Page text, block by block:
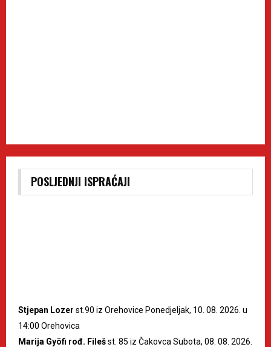
POSLJEDNJI ISPRAĆAJI
Stjepan Lozer st.90 iz Orehovice Ponedjeljak, 10. 08. 2026. u
14:00 Orehovica
Marija Gyöfi rođ. Filešst. 85 iz Čakovca Subota, 08. 08. 2026.